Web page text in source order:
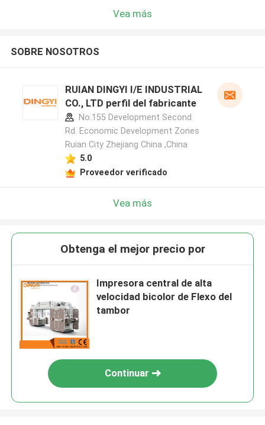
Vea más
SOBRE NOSOTROS
RUIAN DINGYI I/E INDUSTRIAL
CO., LTD perfil del fabricante
No.155 Development Second
Rd. Economic Development Zones
Ruian City Zhejiang China ,China
5.0
Proveedor verificado
Vea más
Obtenga el mejor precio por
Impresora central de alta
velocidad bicolor de Flexo del
tambor
Continuar